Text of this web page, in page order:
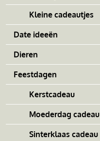
Kleine cadeautjes
Date ideeën
Dieren
Feestdagen
Kerstcadeau
Moederdag cadeau
Sinterklaas cadeau